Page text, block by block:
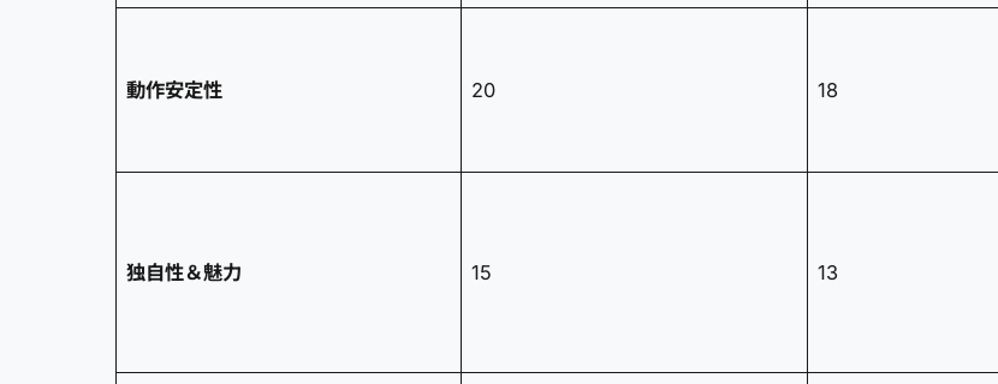
動作安定性 20 18
独自性＆魅力 15 13